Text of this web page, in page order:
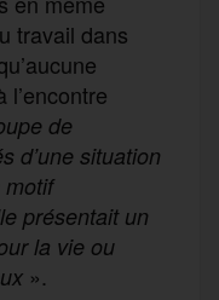
travail dans
de
d’une situation
motif
présentait un
la vie ou
».